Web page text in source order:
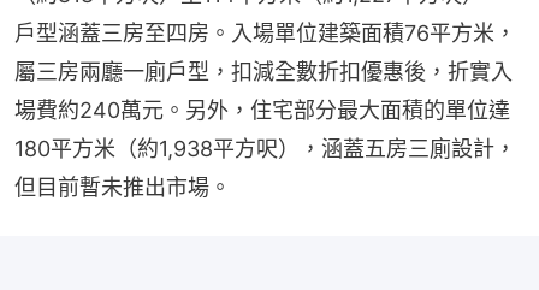
戶型涵蓋三房至四房。入場單位建築面積76平方米，
屬三房兩廳一廁戶型，扣減全數折扣優惠後，折實入
場費約240萬元。另外，住宅部分最大面積的單位達
180平方米（約1,938平方呎），涵蓋五房三廁設計，
但目前暫未推出市場。